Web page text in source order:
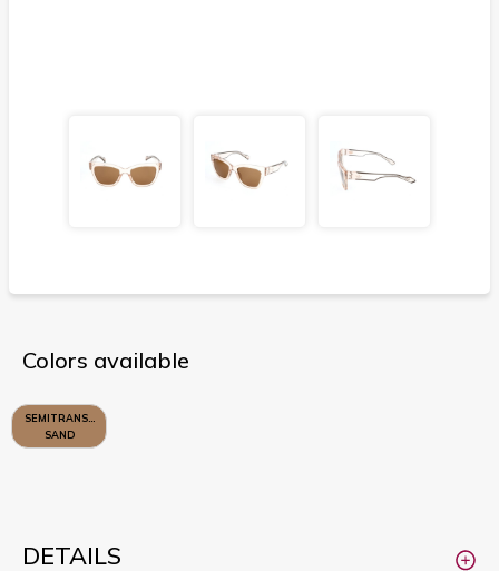
Colors available
SEMITRANSPARENT
SAND
DETAILS